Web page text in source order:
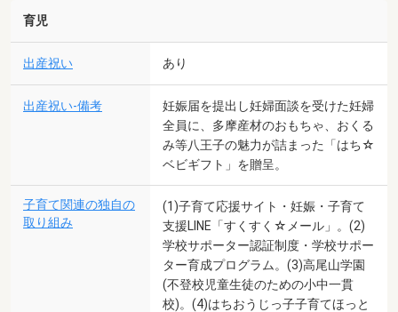
育児
出産祝い あり
出産祝い-備考
妊娠届を提出し妊婦面談を受けた妊婦
全員に、多摩産材のおもちゃ、おくる
み等八王子の魅力が詰まった「はち☆
ベビギフト」を贈呈。
子育て関連の独自の
取り組み
(1)子育て応援サイト・妊娠・子育て
支援LINE「すくすく☆メール」。(2)
学校サポーター認証制度・学校サポー
ター育成プログラム。(3)高尾山学園
(不登校児童生徒のための小中一貫
校)。(4)はちおうじっ子子育てほっと